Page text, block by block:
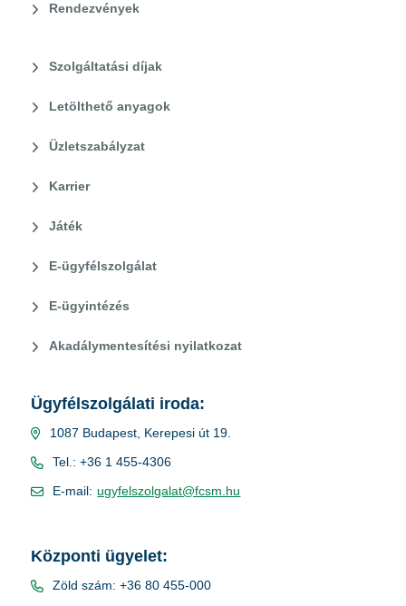
Rendezvények
Szolgáltatási díjak
Letölthető anyagok
Üzletszabályzat
Karrier
Játék
E-ügyfélszolgálat
E-ügyintézés
Akadálymentesítési nyilatkozat
Ügyfélszolgálati iroda:
1087 Budapest, Kerepesi út 19.
Tel.: +36 1 455-4306
E-mail: ugyfelszolgalat@fcsm.hu
Központi ügyelet:
Zöld szám: +36 80 455-000